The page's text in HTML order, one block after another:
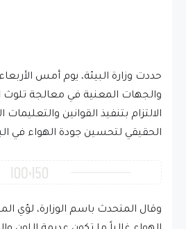
حددت وزارة البيئة، يوم أمس
والجهات المعنية في معالجة تلوث
الالتزام بتنفيذ القوانين
الحقيقي لتحسين جودة الهواء في
وقال المتحدث باسم الوزارة، لؤي